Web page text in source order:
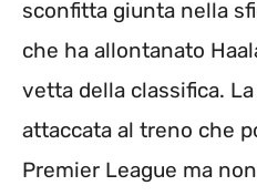
sconfitta giunta nella
che ha allontanato
vetta della classifica.
attaccata al treno che
Premier League ma